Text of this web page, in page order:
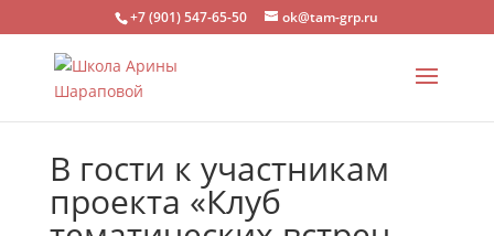
+7 (901) 547-65-50 ok@tam-grp.ru
В гости к участникам
проекта «Клуб